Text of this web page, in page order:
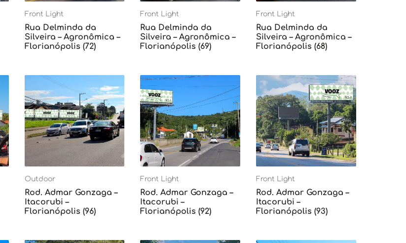
Front Light
Rua Delminda da
Silveira – Agronômica –
Florianópolis (72)
Front Light
Rua Delminda da
Silveira – Agronômica –
Florianópolis (69)
Front Light
Rua Delminda da
Silveira – Agronômica –
Florianópolis (68)
Outdoor
Rod. Admar Gonzaga –
Itacorubi –
Florianópolis (96)
Front Light
Rod. Admar Gonzaga –
Itacorubi –
Florianópolis (92)
Front Light
Rod. Admar Gonzaga –
Itacorubi –
Florianópolis (93)